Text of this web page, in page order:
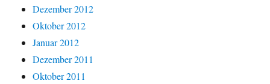
Dezember 2012
Oktober 2012
Januar 2012
Dezember 2011
Oktober 2011